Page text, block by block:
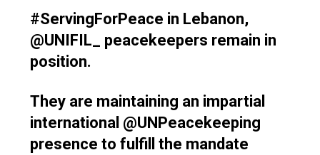
#ServingForPeace in Lebanon,
@UNIFIL_
peacekeepers remain in
position.
They are maintaining an impartial
international @UNPeacekeeping
presence to fulfill the mandate